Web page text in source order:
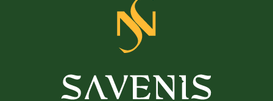
odası, doğru kriterler doğrultusunda seçilmelidir. Nasıl bir alan
yaratacağınızı bilmiyorsanız markamızın İnegöl yemek odası
takımı koleksiyonuna göz gezdirebilirsiniz. Markamızın yemek
odası modelleri bohem, minimalist veya modern seçenekler ile
sizlerin beğenisine sunulur.
İnegöl Yemek Odası Takımı Modelleri
İnegöl Mobilya yemek odası takımları, farklı ihtiyaçlara yönelik